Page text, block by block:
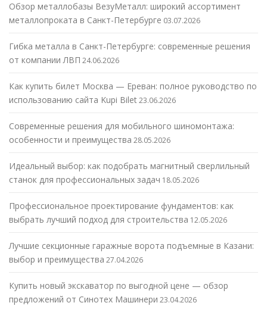
Обзор металлобазы ВезуМеталл: широкий ассортимент
металлопроката в Санкт-Петербурге 03.07.2026
Гибка металла в Санкт-Петербурге: современные решения
от компании ЛВП 24.06.2026
Как купить билет Москва — Ереван: полное руководство по
использованию сайта Kupi Bilet23.06.2026
Современные решения для мобильного шиномонтажа:
особенности и преимущества 28.05.2026
Идеальный выбор: как подобрать магнитный сверлильный
станок для профессиональных задач 18.05.2026
Профессиональное проектирование фундаментов: как
выбрать лучший подход для строительства 12.05.2026
Лучшие секционные гаражные ворота подъемные в Казани:
выбор и преимущества 27.04.2026
Купить новый экскаватор по выгодной цене — обзор
предложений от Синотех Машинери 23.04.2026